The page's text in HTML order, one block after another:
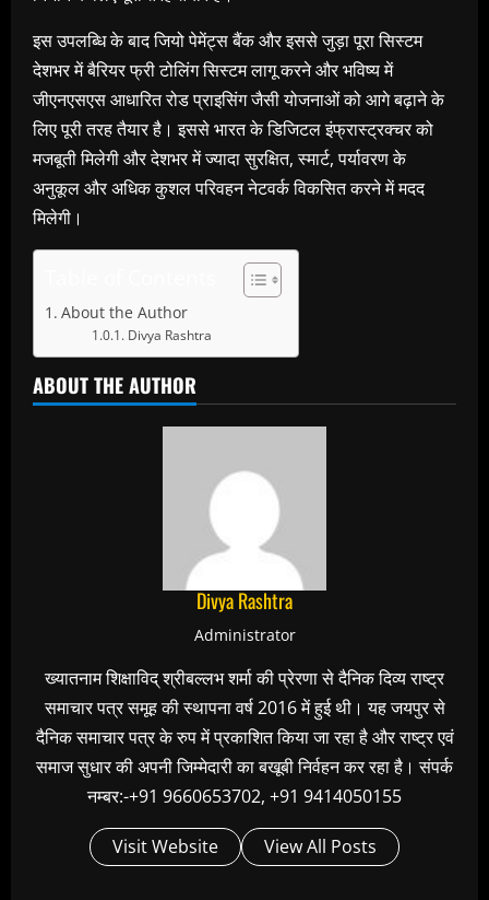
इस उपलब्धि के बाद जियो पेमेंट्स बैंक और इससे जुड़ा पूरा सिस्टम
देशभर में बैरियर फ्री टोलिंग सिस्टम लागू करने और भविष्य में
जीएनएसएस आधारित रोड प्राइसिंग जैसी योजनाओं को आगे बढ़ाने के
लिए पूरी तरह तैयार है। इससे भारत के डिजिटल इंफ्रास्ट्रक्चर को
मजबूती मिलेगी और देशभर में ज्यादा सुरक्षित, स्मार्ट, पर्यावरण के
अनुकूल और अधिक कुशल परिवहन नेटवर्क विकसित करने में मदद
मिलेगी।
About the Author
Divya Rashtra
ABOUT THE AUTHOR
Divya Rashtra
Administrator
ख्यातनाम शिक्षाविद् श्रीबल्लभ शर्मा की प्रेरणा से दैनिक दिव्य राष्ट्र
समाचार पत्र समूह की स्थापना वर्ष 2016 में हुई थी। यह जयपुर से
दैनिक समाचार पत्र के रुप में प्रकाशित किया जा रहा है और राष्ट्र एवं
समाज सुधार की अपनी जिम्मेदारी का बखूबी निर्वहन कर रहा है। संपर्क
नम्बर:-+91 9660653702, +91 9414050155
Visit Website View All Posts